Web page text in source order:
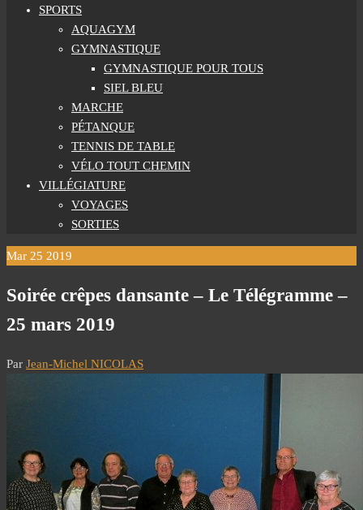
SPORTS
AQUAGYM
GYMNASTIQUE
GYMNASTIQUE POUR TOUS
SIEL BLEU
MARCHE
PÉTANQUE
TENNIS DE TABLE
VÉLO TOUT CHEMIN
VILLÉGIATURE
VOYAGES
SORTIES
Mar 25 2019
Soirée crêpes dansante – Le Télégramme –
25 mars 2019
Par Jean-Michel NICOLAS